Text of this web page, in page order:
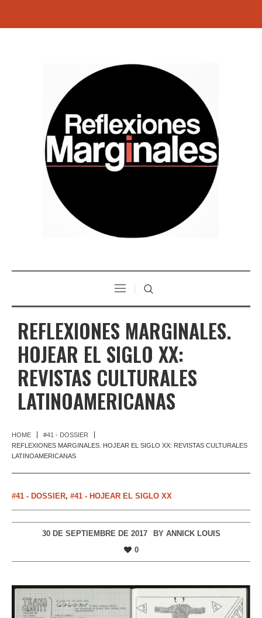
REFLEXIONES MARGINALES.
HOJEAR EL SIGLO XX:
REVISTAS CULTURALES
LATINOAMERICANAS
HOME
#41 - DOSSIER
REFLEXIONES MARGINALES. HOJEAR EL SIGLO XX: REVISTAS CULTURALES
LATINOAMERICANAS
#41 - DOSSIER, #41 - HOJEAR EL SIGLO XX
30 DE SEPTIEMBRE DE 2017 BY ANNICK LOUIS
0